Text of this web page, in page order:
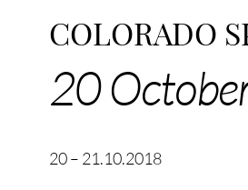
COLORADO
20
20 – 21.10.2018